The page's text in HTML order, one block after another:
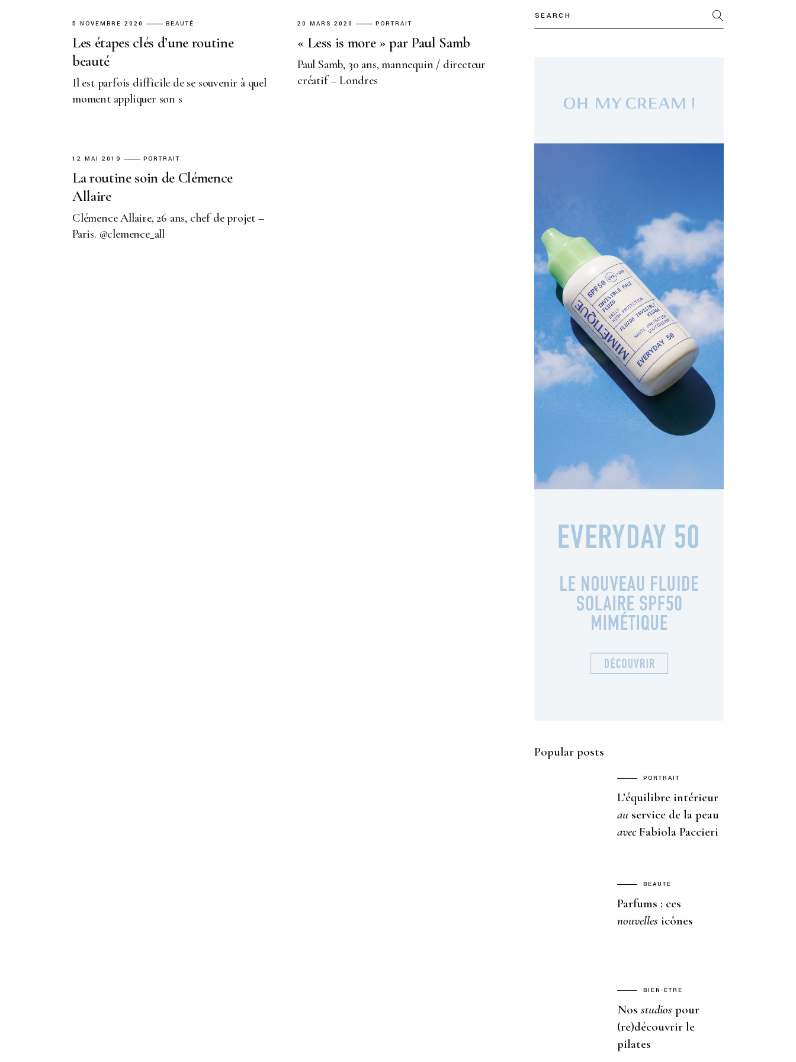
5 NOVEMBRE 2020 BEAUTÉ
Les étapes clés d’une routine
beauté
Il est parfois difficile de se souvenir à quel
moment appliquer son s
20 MARS 2020 PORTRAIT
« Less is more » par Paul Samb
Paul Samb, 30 ans, mannequin / directeur
créatif – Londres
12 MAI 2019 PORTRAIT
La routine soin de Clémence
Allaire
Clémence Allaire, 26 ans, chef de projet –
Paris. @clemence_all
Popular posts
PORTRAIT
L’équilibre intérieur
au service de la peau
avec Fabiola Paccieri
BEAUTÉ
Parfums : ces
nouvelles icônes
BIEN-ÊTRE
Nos studios pour
(re)découvrir le
pilates